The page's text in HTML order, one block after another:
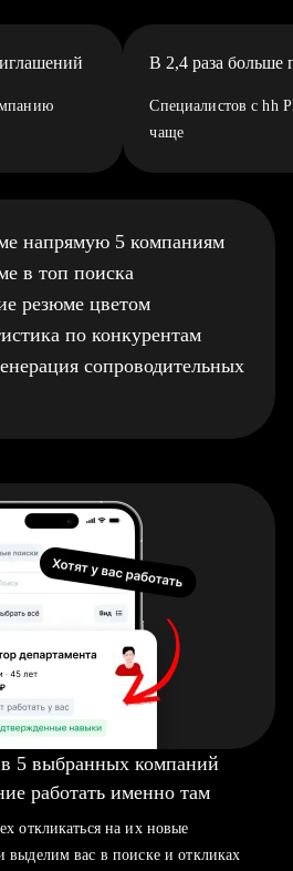
В 2,4 раза больше
Специалистов с hh
чаще
напрямую 5 компаниям
в топ поиска
резюме цветом
по конкурентам
сопроводительных
5 выбранных компаний
работать именно там
откликаться на их новые
выделим вас в поиске и откликах